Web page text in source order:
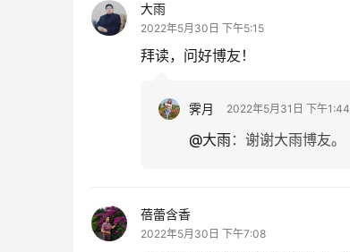
大雨
2022年5月30日 下午5:15
拜读，问好博友！
霁月 2022年5月31日 下午1:44
@大雨： 谢谢大雨博友。
蓓蕾含香
2022年5月30日 下午7:08